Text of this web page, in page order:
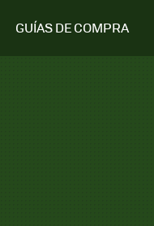
GUÍAS DE COMPRA